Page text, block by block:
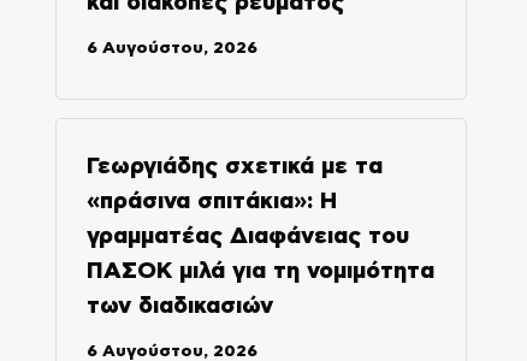
6 Αυγούστου, 2026
Γεωργιάδης σχετικά με τα
«πράσινα σπιτάκια»: Η
γραμματέας Διαφάνειας του
ΠΑΣΟΚ μιλά για τη νομιμότητα
των διαδικασιών
6 Αυγούστου, 2026